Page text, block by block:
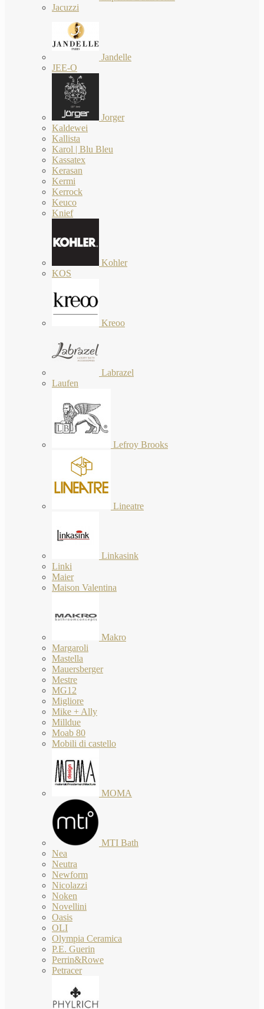
Jacuzzi
Jandelle
JEE-O
Jorger
Kaldewei
Kallista
Karol | Blu Bleu
Kassatex
Kerasan
Kermi
Kerrock
Keuco
Knief
Kohler
KOS
Kreoo
Labrazel
Laufen
Lefroy Brooks
Lineatre
Linkasink
Linki
Maier
Maison Valentina
Makro
Margaroli
Mastella
Mauersberger
Mestre
MG12
Migliore
Mike + Ally
Milldue
Moab 80
Mobili di castello
MOMA
MTI Bath
Nea
Neutra
Newform
Nicolazzi
Noken
Novellini
Oasis
OLI
Olympia Ceramica
P.E. Guerin
Perrin&Rowe
Petracer